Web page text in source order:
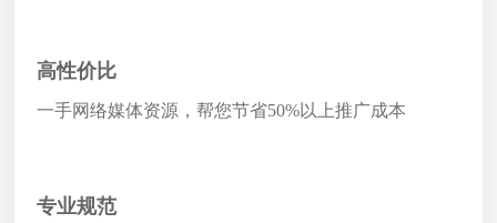
高性价比
一手网络媒体资源，帮您节省50%以上推广成本
专业规范